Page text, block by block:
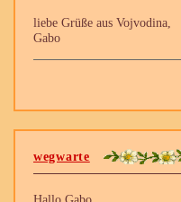
liebe Grüße aus Vojvodina,
Gabo
wegwarte